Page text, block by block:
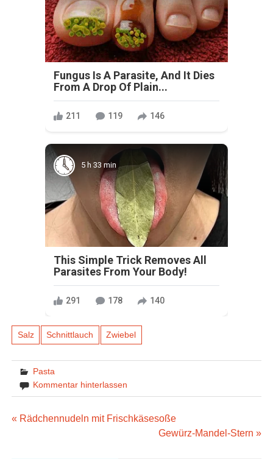
Fungus Is A Parasite, And It Dies
From A Drop Of Plain...
211 119 146
5 h 33 min
This Simple Trick Removes All
Parasites From Your Body!
291 178 140
Salz Schnittlauch Zwiebel
Pasta
Kommentar hinterlassen
Beitragsnavigation
« Rädchennudeln mit Frischkäsesoße
Gewürz-Mandel-Stern »